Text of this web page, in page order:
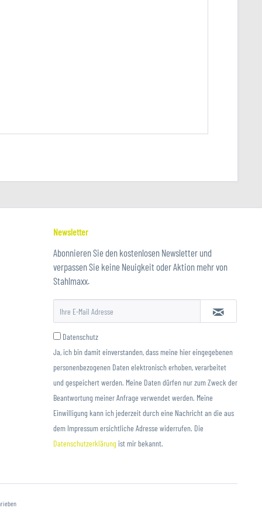
Newsletter
Abonnieren Sie den kostenlosen Newsletter und
verpassen Sie keine Neuigkeit oder Aktion mehr von
Stahlmaxx.
Datenschutz
Ja, ich bin damit einverstanden, dass meine hier eingegebenen
personenbezogenen Daten elektronisch erhoben, verarbeitet
und gespeichert werden. Meine Daten dürfen nur zum Zweck der
Beantwortung meiner Anfrage verwendet werden. Meine
Einwilligung kann ich jederzeit durch eine Nachricht an die aus
dem Impressum ersichtliche Adresse widerrufen. Die
Datenschutzerklärung ist mir bekannt.